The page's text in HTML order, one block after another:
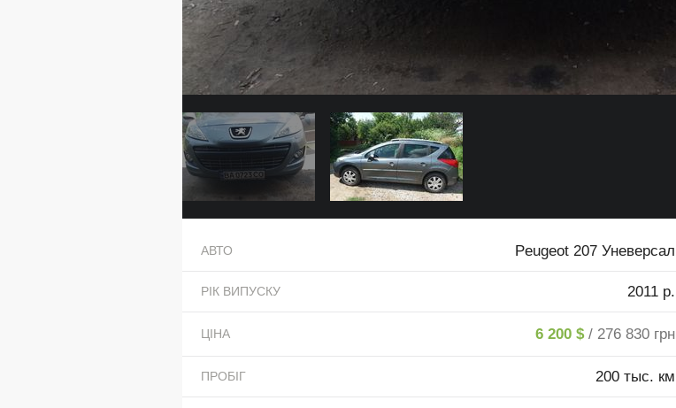
АВТО Peugeot 207 Уневерсал
РІК ВИПУСКУ 2011 р.
ЦІНА 6 200 $ / 276 830 грн
ПРОБІГ 200 тыс. км